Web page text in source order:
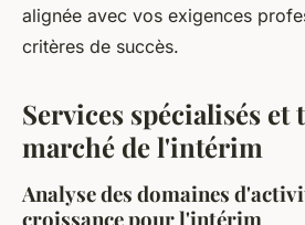
alignée avec vos exigences
critères de succès.
Services spécialisés et
marché de l'intérim
Analyse des domaines
croissance pour l'intérim